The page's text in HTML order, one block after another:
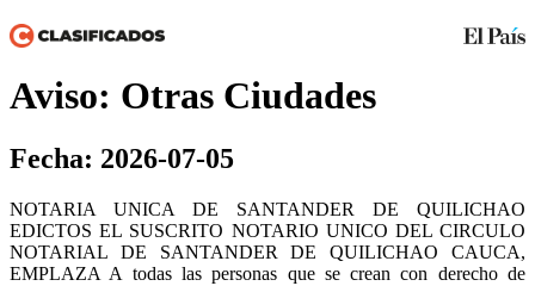
Aviso: Otras Ciudades
Fecha: 2026-07-05
NOTARIA UNICA DE SANTANDER DE QUILICHAO
EDICTOS EL SUSCRITO NOTARIO UNICO DEL CIRCULO
NOTARIAL DE SANTANDER DE QUILICHAO CAUCA,
EMPLAZA A todas las personas que se crean con derecho de